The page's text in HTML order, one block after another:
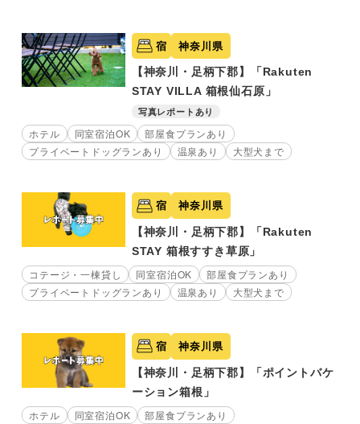
宿 神奈川県
【神奈川・足柄下郡】「Rakuten
STAY VILLA 箱根仙石原」
写真レポートあり
ホテル 同室宿泊OK
部屋食プランあり
プライベートドッグランあり
温泉あり 大型犬まで
宿 神奈川県
【神奈川・足柄下郡】「Rakuten
STAY 箱根すすき草原」
コテージ・一棟貸し 同室宿泊OK
部屋食プランあり
プライベートドッグランあり
温泉あり 大型犬まで
宿 神奈川県
【神奈川・足柄下郡】「ポイントバケ
ーション箱根」
ホテル 同室宿泊OK
部屋食プランあり